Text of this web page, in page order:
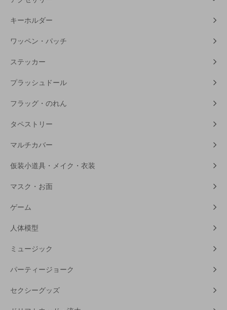
キーホルダー
ワッペン・パッチ
ステッカー
プラッシュドール
フラッグ・のれん
タペストリー
マルチカバー
仮装小道具・メイク・衣装
マスク・お面
ゲーム
人体模型
ミュージック
パーティージョーク
セクシーグッズ